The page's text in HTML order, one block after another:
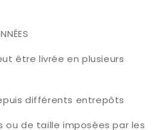
être livrée en plusieurs
différents entrepôts
ou de taille imposées par les